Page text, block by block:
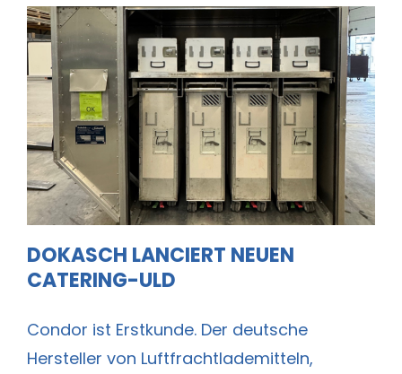
Dokasch lanciert neuen Catering-
ULD
DOKASCH LANCIERT NEUEN
CATERING-ULD
Condor ist Erstkunde. Der deutsche
Hersteller von Luftfrachtlademitteln,